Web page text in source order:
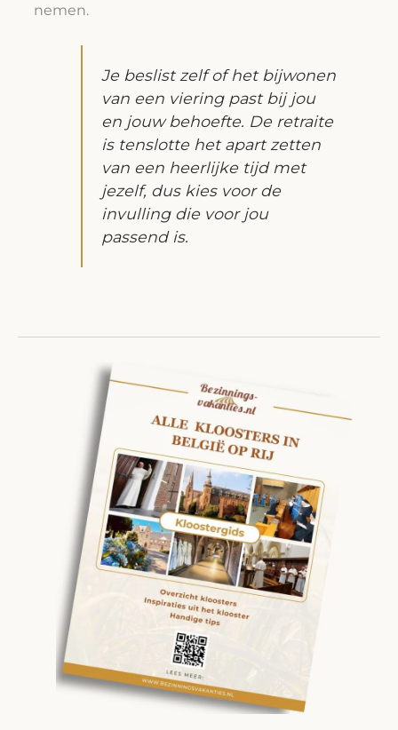
nemen.
Je beslist zelf of het bijwonen
van een viering past bij jou
en jouw behoefte. De retraite
is tenslotte het apart zetten
van een heerlijke tijd met
jezelf, dus kies voor de
invulling die voor jou
passend is.